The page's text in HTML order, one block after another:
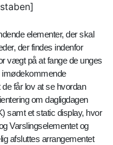
elementer, der skal
der findes indenfor
vægt på at fange de unges
får lov at se hvordan
om dagligdagen
samt et static display, hvor
Varslingselementet og
afsluttes arrangementet